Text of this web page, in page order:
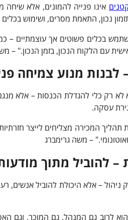
נכון, התאמת מסרים, ושימוש בכלים
בכלים פשוטים אך עוצמתיים –
עם הלקוח הנכון, בזמן הנכון." –
לבנות מנוע צמיחה
עסקה.
המכירה מצליחים לייצר
– משה גרימברג
– להוביל מתוך
לרוב גם המנהל, גם המוכר, וגם